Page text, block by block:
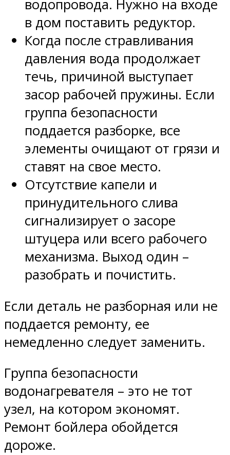
водопровода. Нужно на входе
в дом поставить редуктор.
Когда после стравливания
давления вода продолжает
течь, причиной выступает
засор рабочей пружины. Если
группа безопасности
поддается разборке, все
элементы очищают от грязи и
ставят на свое место.
Отсутствие капели и
принудительного слива
сигнализирует о засоре
штуцера или всего рабочего
механизма. Выход один –
разобрать и почистить.
Если деталь не разборная или не
поддается ремонту, ее
немедленно следует заменить.
Группа безопасности
водонагревателя – это не тот
узел, на котором экономят.
Ремонт бойлера обойдется
дороже.